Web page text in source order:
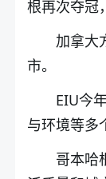
根再次夺冠
加拿大
市。
EIU今
与环境等多
哥本哈